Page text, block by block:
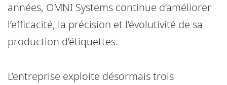
années, OMNI Systems continue d’améliorer
l’efficacité, la précision et l’évolutivité de sa
production d’étiquettes.
L’entreprise exploite désormais trois